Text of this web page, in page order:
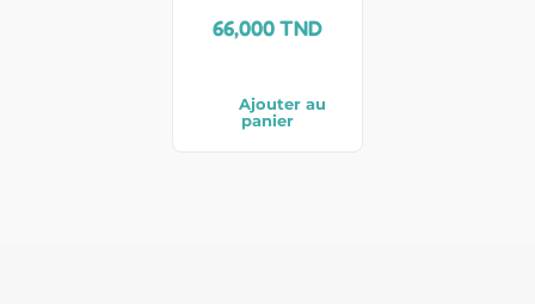
66,000TND
Ajouter au
panier